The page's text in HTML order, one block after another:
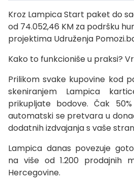
Kroz Lampica Start paket do
od 74.052,46 KM za podršku
projektima Udruženja
Kako to funkcioniše u praksi?
Prilikom svake kupovine kod
skeniranjem Lampica
prikupljate bodove. Čak
automatski se pretvara u
dodatnih izdvajanja s vaše
Lampica danas povezuje
na više od 1.200 prodajnih
Hercegovine.